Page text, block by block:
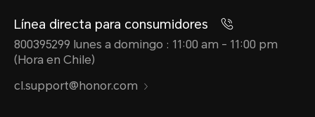
Línea directa para consumidores
800395299 lunes a domingo : 11:00 am - 11:00 pm
(Hora en Chile)
cl.support@honor.com